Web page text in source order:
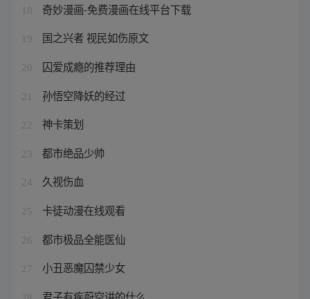
18 奇妙漫画-免费漫画在线平台下载
19 国之兴者 视民如伤原文
20 囚爱成瘾的推荐理由
21 孙悟空降妖的经过
22 神卡策划
23 都市绝品少帅
24 久视伤血
25 卡徒动漫在线观看
26 都市极品全能医仙
27 小丑恶魔囚禁少女